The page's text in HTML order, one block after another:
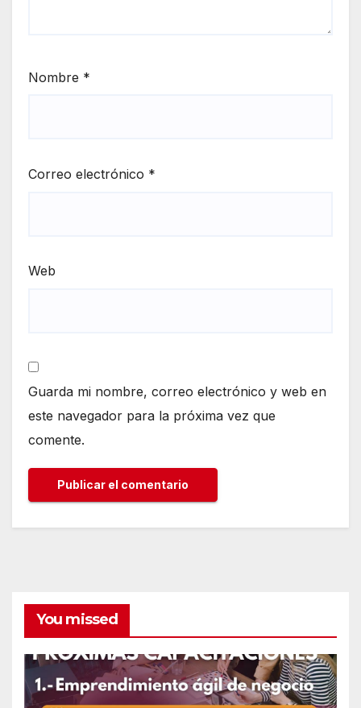
Nombre *
Correo electrónico *
Web
Guarda mi nombre, correo electrónico y web en
este navegador para la próxima vez que
comente.
You missed